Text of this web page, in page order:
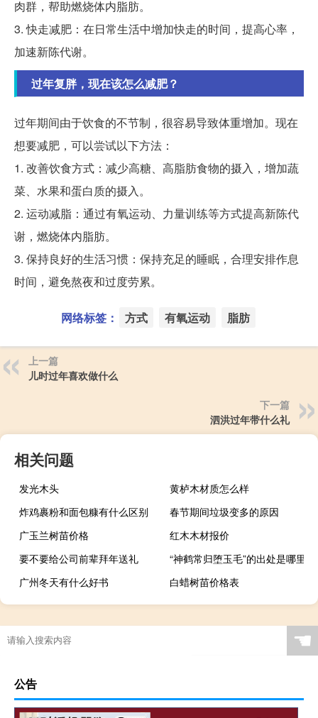
肉群，帮助燃烧体内脂肪。
3. 快走减肥：在日常生活中增加快走的时间，提高心率，
加速新陈代谢。
过年复胖，现在该怎么减肥？
过年期间由于饮食的不节制，很容易导致体重增加。现在
想要减肥，可以尝试以下方法：
1. 改善饮食方式：减少高糖、高脂肪食物的摄入，增加蔬
菜、水果和蛋白质的摄入。
2. 运动减脂：通过有氧运动、力量训练等方式提高新陈代
谢，燃烧体内脂肪。
3. 保持良好的生活习惯：保持充足的睡眠，合理安排作息
时间，避免熬夜和过度劳累。
网络标签： 方式 有氧运动 脂肪
上一篇
儿时过年喜欢做什么
下一篇
泗洪过年带什么礼
相关问题
发光木头
黄栌木材质怎么样
炸鸡裹粉和面包糠有什么区别
春节期间垃圾变多的原因
广玉兰树苗价格
红木木材报价
要不要给公司前辈拜年送礼
“神鹤常归堕玉毛”的出处是哪里
广州冬天有什么好书
白蜡树苗价格表
☚
公告